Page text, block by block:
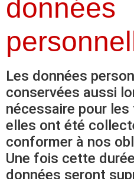
données
Les données
conservées aussi
nécessaire pour
elles ont été
conformer à nos
Une fois cette
données seront